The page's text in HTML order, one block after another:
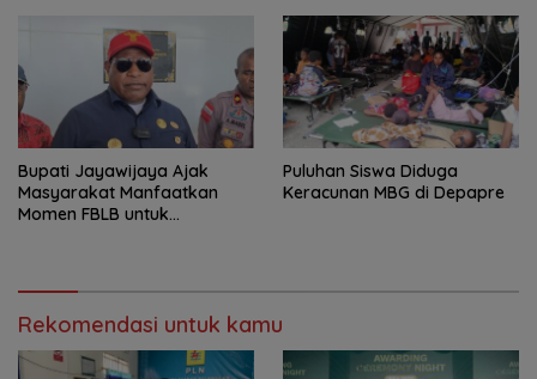
Bupati Jayawijaya Ajak
Masyarakat Manfaatkan
Momen FBLB untuk
Puluhan Siswa Diduga
Keracunan MBG di Depapre
Rekomendasi untuk kamu